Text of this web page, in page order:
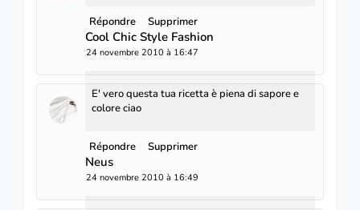
Répondre Supprimer
Cool Chic Style Fashion
24 novembre 2010 à 16:47
E' vero questa tua ricetta è piena di sapore e
colore ciao
Répondre Supprimer
Neus
24 novembre 2010 à 16:49